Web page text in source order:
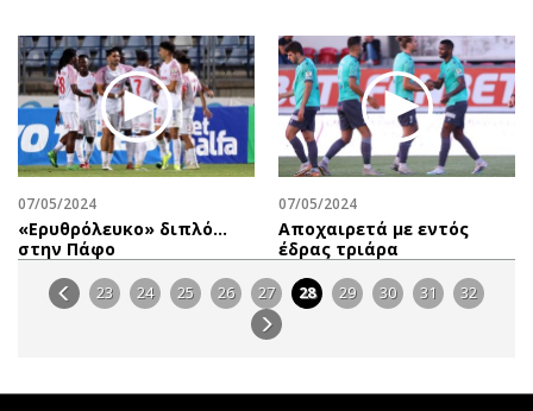
07/05/2024
«Ερυθρόλευκο» διπλό…
στην Πάφο
07/05/2024
Αποχαιρετά με εντός
έδρας τριάρα
23 24 25 26 27 28 29 30 31 32